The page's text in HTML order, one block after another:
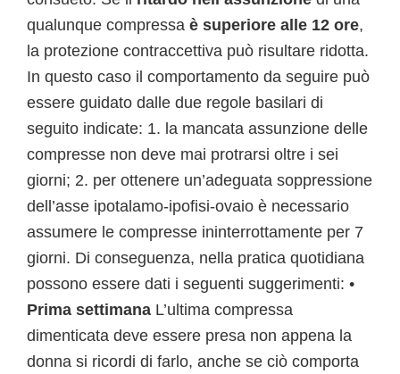
qualunque compressa è superiore alle 12 ore,
la protezione contraccettiva può risultare ridotta.
In questo caso il comportamento da seguire può
essere guidato dalle due regole basilari di
seguito indicate: 1. la mancata assunzione delle
compresse non deve mai protrarsi oltre i sei
giorni; 2. per ottenere un’adeguata soppressione
dell’asse ipotalamo-ipofisi-ovaio è necessario
assumere le compresse ininterrottamente per 7
giorni. Di conseguenza, nella pratica quotidiana
possono essere dati i seguenti suggerimenti: •
Prima settimana L’ultima compressa
dimenticata deve essere presa non appena la
donna si ricordi di farlo, anche se ciò comporta